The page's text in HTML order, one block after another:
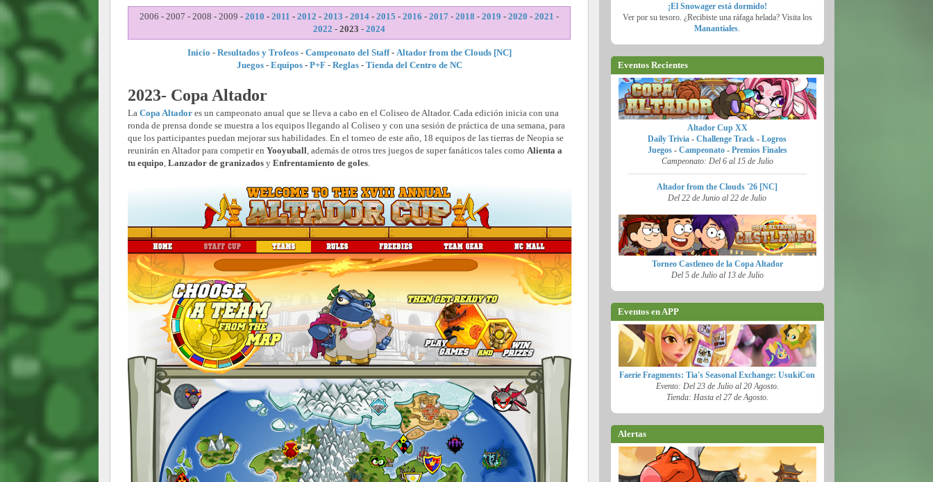
2006 - 2007 - 2008 - 2009 -2010 -2011 -2012 -2013 -2014 -2015 - 2016 -2017 -2018 -2019 -2020 -2021 -
2022 -2023 -2024
Inicio - Resultados y Trofeos - Campeonato del Staff- Altador from the Clouds [NC]
Juegos- Equipos- P+F - Reglas- Tienda del Centro de NC
2023- Copa Altador
La Copa Altador es un campeonato anual que se lleva a cabo en el Coliseo de Altador. Cada edición inicia con una
ronda de prensa donde se muestra a los equipos llegando al Coliseo y con una sesión de práctica de una semana, para
que los participantes puedan mejorar sus habilidades. En el torneo de este año, 18 equipos de las tierras de Neopia se
reunirán en Altador para competir en Yooyuball, además de otros tres juegos de super fanáticos tales como Alienta a
tu equipo, Lanzador de granizados y Enfrentamiento de goles.
¡El Snowager está dormido!
Ver por su tesoro. ¿Recibiste una ráfaga helada? Visita los
Manantiales.
Eventos Recientes
Altador Cup XX
Daily Trivia -Challenge Track -Logros
Juegos- Campeonato- Premios Finales
Campeonato: Del 6 al 15 de Julio
Altador from the Clouds '26 [NC]
Del 22 de Junio al 22 de Julio
Torneo Castleneo de la Copa Altador
Del 5 de Julio al 13 de Julio
Eventos en APP
Faerie Fragments: Tia's Seasonal Exchange: UsukiCon
Evento: Del 23 de Julio al 20 Agosto.
Tienda: Hasta el 27 de Agosto.
Alertas